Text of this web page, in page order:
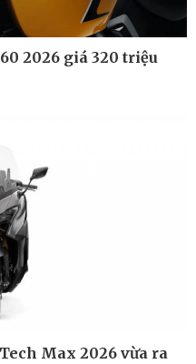
Sức khỏe
Sản phụ khoa
2026 giá 320 triệu
Max 2026 vừa ra